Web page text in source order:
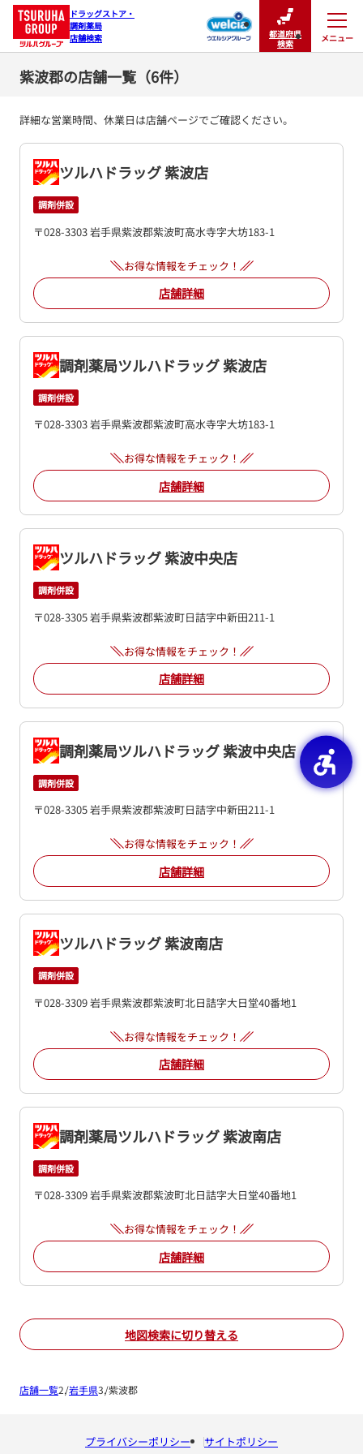
ドラッグストア・
調剤薬局
店舗検索
都道府県
検索
メニュー
閉じる
紫波郡の店舗一覧（6件）
詳細な営業時間、休業日は店舗ページでご確認ください。
ツルハドラッグ 紫波店
調剤併設
〒028-3303 岩手県紫波郡紫波町高水寺字大坊183-1
お得な情報をチェック！
店舗詳細
調剤薬局ツルハドラッグ 紫波店
調剤併設
〒028-3303 岩手県紫波郡紫波町高水寺字大坊183-1
お得な情報をチェック！
店舗詳細
ツルハドラッグ 紫波中央店
調剤併設
〒028-3305 岩手県紫波郡紫波町日詰字中新田211-1
お得な情報をチェック！
店舗詳細
調剤薬局ツルハドラッグ 紫波中央店
調剤併設
〒028-3305 岩手県紫波郡紫波町日詰字中新田211-1
お得な情報をチェック！
店舗詳細
ツルハドラッグ 紫波南店
調剤併設
〒028-3309 岩手県紫波郡紫波町北日詰字大日堂40番地1
お得な情報をチェック！
店舗詳細
調剤薬局ツルハドラッグ 紫波南店
調剤併設
〒028-3309 岩手県紫波郡紫波町北日詰字大日堂40番地1
お得な情報をチェック！
店舗詳細
地図検索に切り替える
店舗一覧 岩手県 紫波郡
プライバシーポリシー サイトポリシー